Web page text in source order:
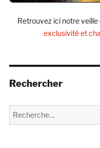
Retrouvez ici notre
exclusivité et
Rechercher
Recherche
pour :